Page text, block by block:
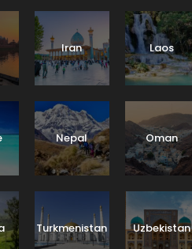
Iran Laos
Nepal Oman
Turkmenistan Uzbekistan